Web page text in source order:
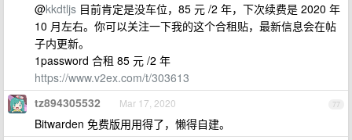
@kkdtljs 目前肯定是没车位，85 元 /2 年，下次续费是 2020 年
10 月左右。你可以关注一下我的这个合租贴，最新信息会在帖
子内更新。
1password 合租 85 元 /2 年
https://www.v2ex.com/t/303613
77
tz894305532 Mar 17, 2020
Bitwarden 免费版用用得了，懒得自建。